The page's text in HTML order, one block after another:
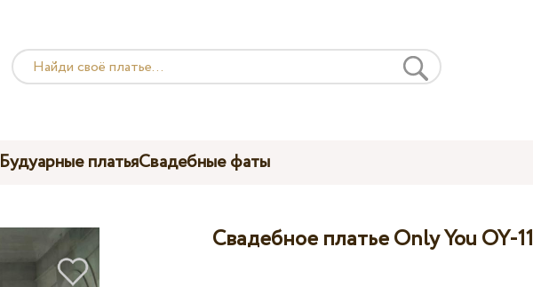
Будуарные платьяСвадебные фаты
Свадебное платье Only You OY-11